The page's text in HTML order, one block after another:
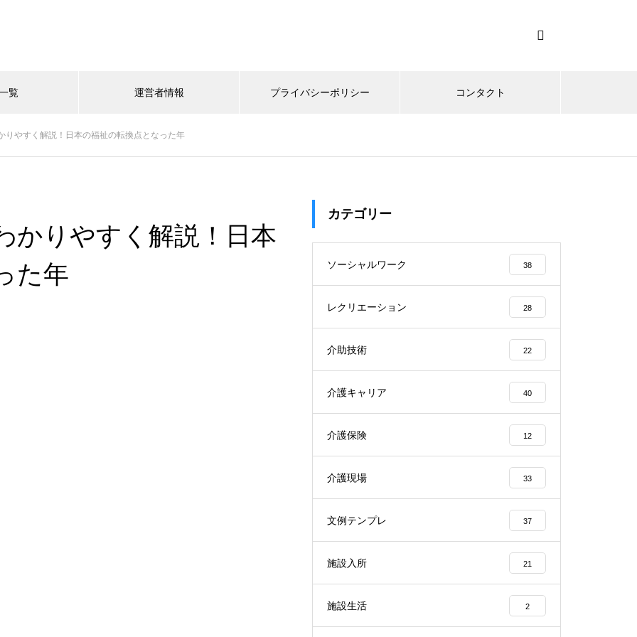
覧 運営者情報 プライバシーポリシー コンタクト
りやすく解説！日本の福祉の転換点となった年
かりやすく解説！日本
た年
カテゴリー
ソーシャルワーク 38
レクリエーション 28
介助技術 22
介護キャリア 40
介護保険 12
介護現場 33
文例テンプレ 37
施設入所 21
施設生活 2